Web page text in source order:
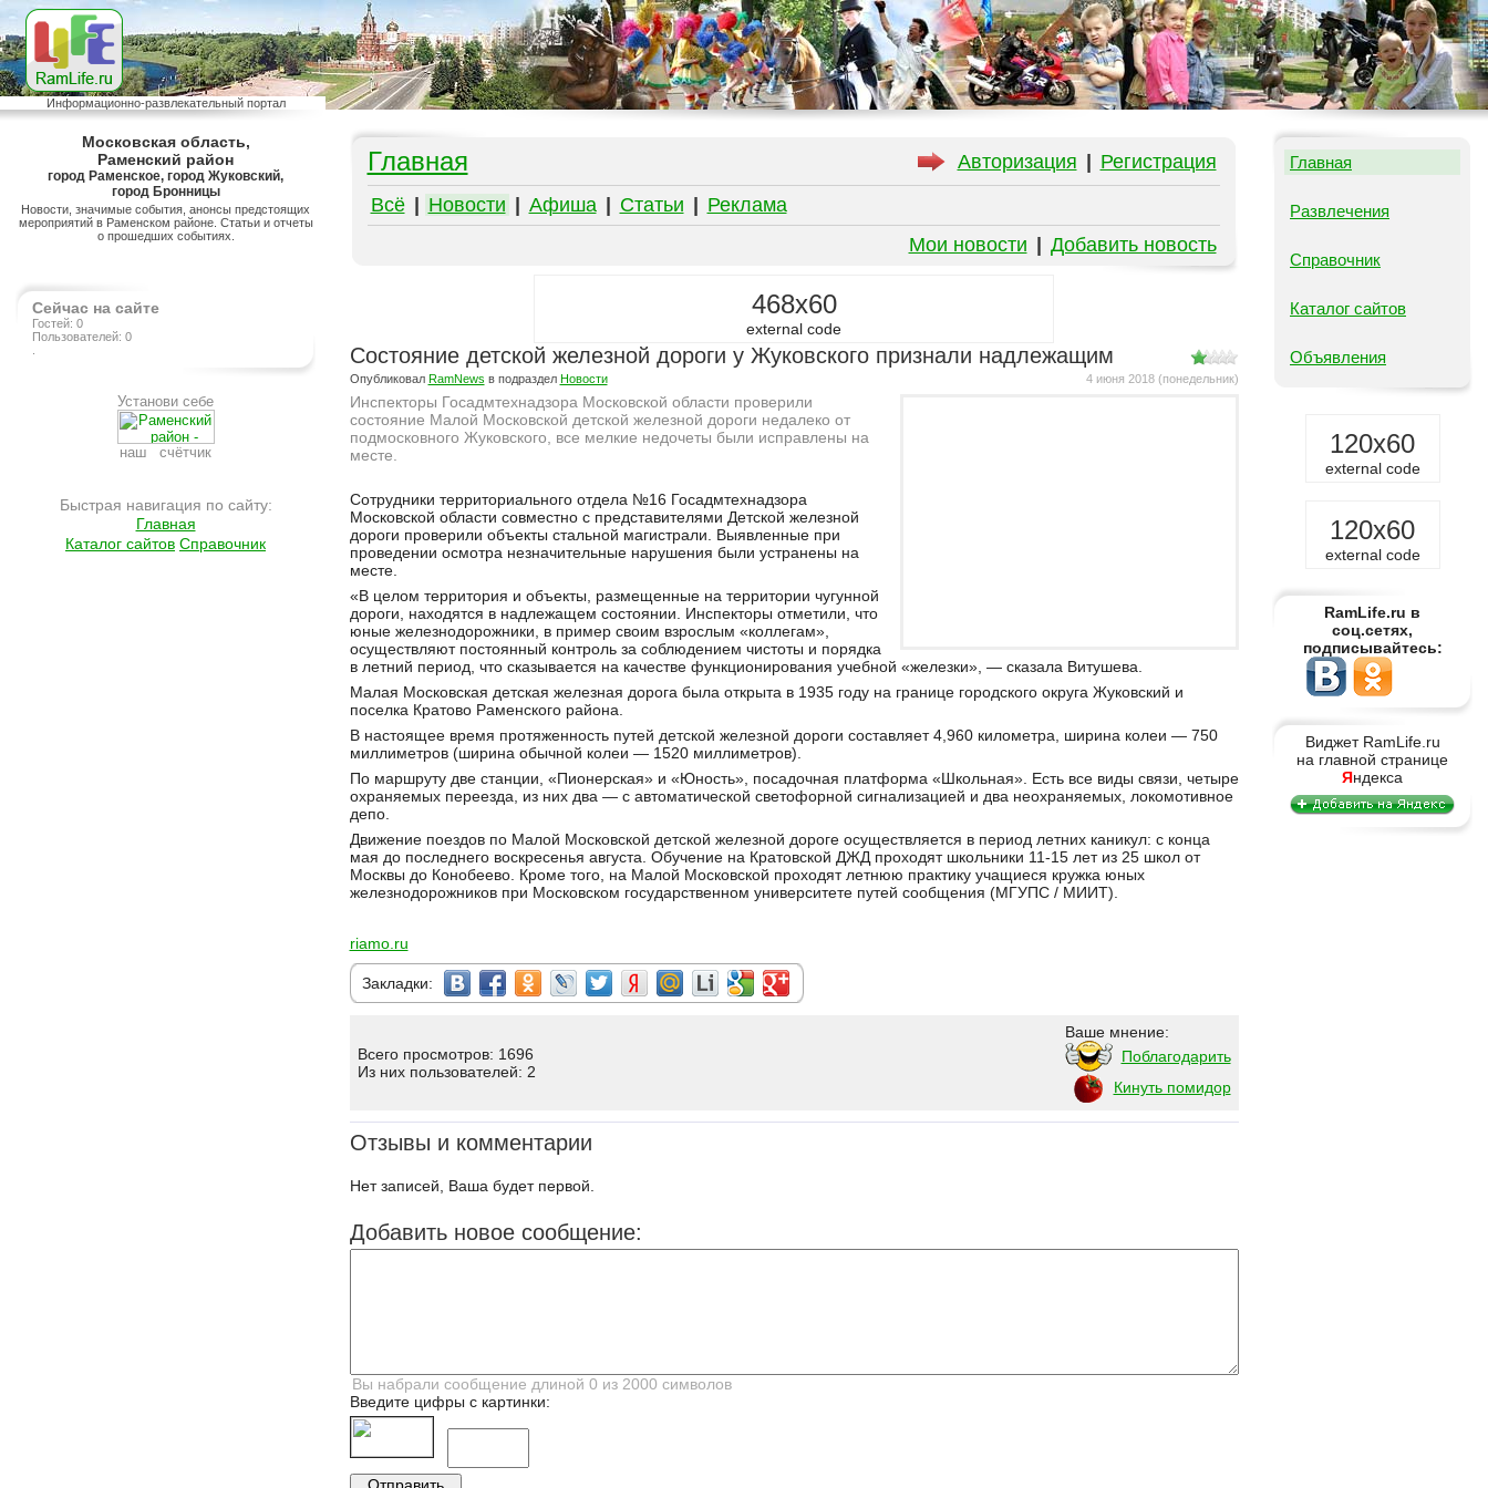
Информационно-развлекательный портал
Московская область,
Раменский район
город Раменское, город Жуковский,
город Бронницы
Новости, значимые события, анонсы предстоящих
мероприятий в Раменском районе. Статьи и отчеты
о прошедших событиях.
Сейчас на сайте
Гостей: 0
Пользователей: 0
Установи себе
наш счётчик
Быстрая навигация по сайту:
Главная
Каталог сайтов Справочник
Авторизация Регистрация
Главная
Всё Новости Афиша Статьи
Реклама
Мои новости
Добавить новость
468x60
external code
Состояние детской железной дороги у Жуковского признали надлежащим
4 июня 2018 (понедельник)
Опубликовал RamNews в подраздел Новости
Инспекторы Госадмтехнадзора Московской области проверили
состояние Малой Московской детской железной дороги недалеко от
подмосковного Жуковского, все мелкие недочеты были исправлены на
месте.
Сотрудники территориального отдела №16 Госадмтехнадзора
Московской области совместно с представителями Детской железной
дороги проверили объекты стальной магистрали. Выявленные при
проведении осмотра незначительные нарушения были устранены на
месте.
«В целом территория и объекты, размещенные на территории чугунной
дороги, находятся в надлежащем состоянии. Инспекторы отметили, что
юные железнодорожники, в пример своим взрослым «коллегам»,
осуществляют постоянный контроль за соблюдением чистоты и порядка
в летний период, что сказывается на качестве функционирования учебной «железки», — сказала Витушева.
Малая Московская детская железная дорога была открыта в 1935 году на границе городского округа Жуковский и
поселка Кратово Раменского района.
В настоящее время протяженность путей детской железной дороги составляет 4,960 километра, ширина колеи — 750
миллиметров (ширина обычной колеи — 1520 миллиметров).
По маршруту две станции, «Пионерская» и «Юность», посадочная платформа «Школьная». Есть все виды связи, четыре
охраняемых переезда, из них два — с автоматической светофорной сигнализацией и два неохраняемых, локомотивное
депо.
Движение поездов по Малой Московской детской железной дороге осуществляется в период летних каникул: с конца
мая до последнего воскресенья августа. Обучение на Кратовской ДЖД проходят школьники 11-15 лет из 25 школ от
Москвы до Конобеево. Кроме того, на Малой Московской проходят летнюю практику учащиеся кружка юных
железнодорожников при Московском государственном университете путей сообщения (МГУПС / МИИТ).
riamo.ru
Закладки:
Всего просмотров: 1696
Из них пользователей: 2
Ваше мнение:
Поблагодарить
Кинуть помидор
Отзывы и комментарии
Нет записей, Ваша будет первой.
Добавить новое сообщение:
Введите цифры с картинки:
Главная
Развлечения
Справочник
Каталог сайтов
Объявления
120x60
external code
120x60
external code
RamLife.ru в
соц.сетях,
подписывайтесь:
Виджет RamLife.ru
на главной странице
Яндекса